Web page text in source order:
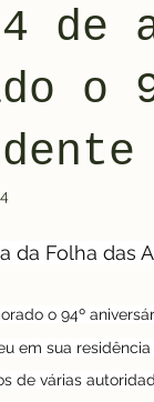
da Folha das
o 94º
em sua
de várias